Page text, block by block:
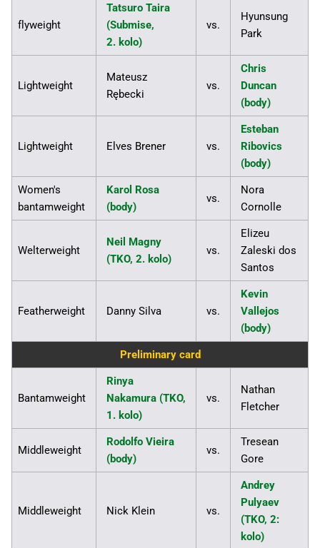
flyweight
Tatsuro Taira
(Submise,
2. kolo)
vs.
Hyunsung
Park
Lightweight
Mateusz
Rębecki
vs.
Chris
Duncan
(body)
Lightweight Elves Brener vs.
Esteban
Ribovics
(body)
Women's
bantamweight
Karol Rosa
(body)
vs.
Nora
Cornolle
Welterweight
Neil Magny
(TKO, 2. kolo)
vs.
Elizeu
Zaleski dos
Santos
Featherweight Danny Silva vs.
Kevin
Vallejos
(body)
Preliminary card
Bantamweight
Rinya
Nakamura (TKO,
1. kolo)
vs.
Nathan
Fletcher
Middleweight
Rodolfo Vieira
(body)
vs.
Tresean
Gore
Middleweight Nick Klein vs.
Andrey
Pulyaev
(TKO, 2:
kolo)